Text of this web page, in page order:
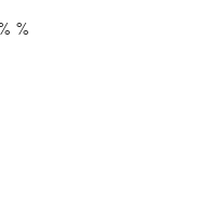
%